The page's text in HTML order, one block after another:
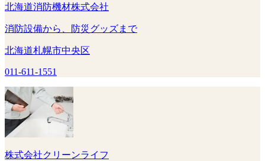
北海道消防機材株式会社
消防設備から、防災グッズまで
北海道札幌市中央区
011-611-1551
株式会社クリーンライフ